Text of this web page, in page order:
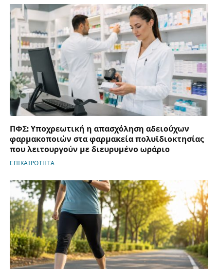
ΠΦΣ: Υποχρεωτική η απασχόληση αδειούχων
φαρμακοποιών στα φαρμακεία πολυϊδιοκτησίας
που λειτουργούν με διευρυμένο ωράριο
ΕΠΙΚΑΙΡΟΤΗΤΑ